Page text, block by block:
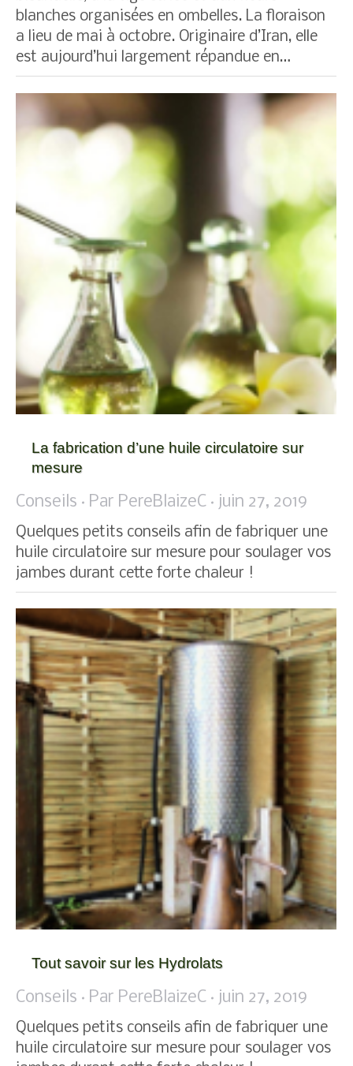
blanches organisées en ombelles. La floraison
a lieu de mai à octobre. Originaire d’Iran, elle
est aujourd’hui largement répandue en…
La fabrication d’une huile circulatoire sur
mesure
Conseils Par PereBlaizeC juin 27, 2019
Quelques petits conseils afin de fabriquer une
huile circulatoire sur mesure pour soulager vos
jambes durant cette forte chaleur !
Tout savoir sur les Hydrolats
Conseils Par PereBlaizeC juin 27, 2019
Quelques petits conseils afin de fabriquer une
huile circulatoire sur mesure pour soulager vos